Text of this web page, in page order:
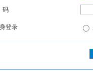
码
登录